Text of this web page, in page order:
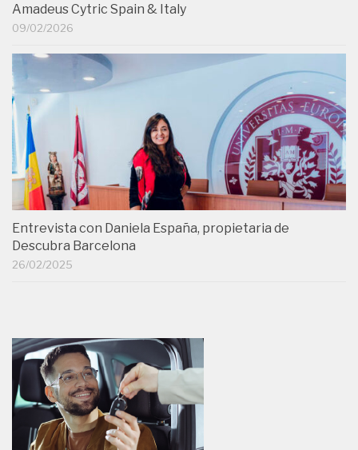
Amadeus Cytric Spain & Italy
09/02/2026
Entrevista con Daniela España, propietaria de
Descubra Barcelona
26/02/2025